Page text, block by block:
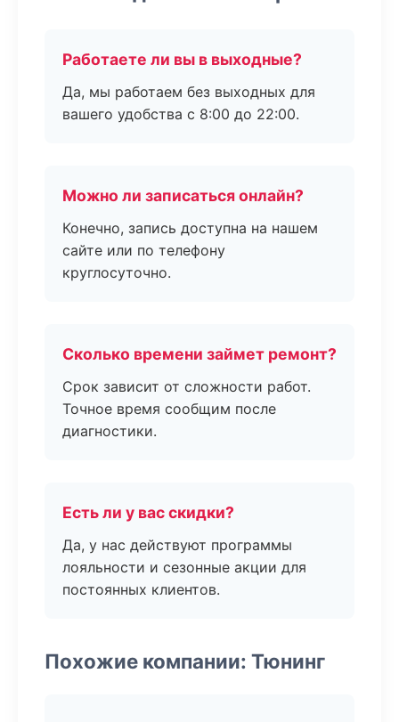
Работаете ли вы в выходные?
Да, мы работаем без выходных для
вашего удобства с 8:00 до 22:00.
Можно ли записаться онлайн?
Конечно, запись доступна на нашем
сайте или по телефону
круглосуточно.
Сколько времени займет ремонт?
Срок зависит от сложности работ.
Точное время сообщим после
диагностики.
Есть ли у вас скидки?
Да, у нас действуют программы
лояльности и сезонные акции для
постоянных клиентов.
Похожие компании: Тюнинг